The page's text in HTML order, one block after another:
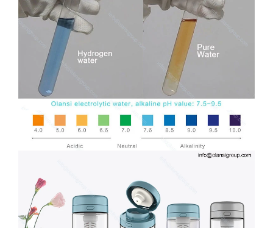
Gewone waterstof waterfles
Ozon Residual Chloor Waterstofperoxide Oxime ↑
Geen membraan
Het risico zonder membraan
Bij het maken van waterstof is het water troebel en
geen membraanelektrolyse, wat resulteert in grote
hoeveelheden ozon, waterstofperoxide en
resterend chloor .Harm tot menselijk lichaam
Toevoeging verborgen problemen Industriële
coating precipitatie van zware metalen
Beschikbaar: alleen mineraalwater